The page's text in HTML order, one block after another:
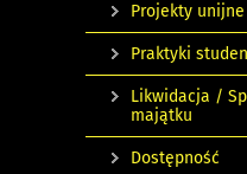
Projekty unijne
Praktyki
Likwidacja /
majątku
Dostępność